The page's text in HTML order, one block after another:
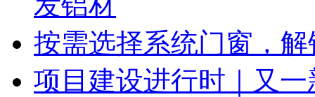
按需选择系统门窗，
项目建设进行时｜又